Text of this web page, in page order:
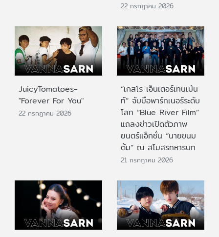
22 กรกฎาคม 2026
JuicyTomatoes-
"Forever For You"
22 กรกฎาคม 2026
“เกสโร เอ็นเตอร์เทนเม้น
ท์” จับมือพาร์ทเนอร์ระดับ
โลก “Blue River Film”
แถลงข่าวเปิดตัวภาพ
ยนตร์แอ็กชั่น “นายขนม
ต้ม” ณ สโมสรทหารบก
21 กรกฎาคม 2026